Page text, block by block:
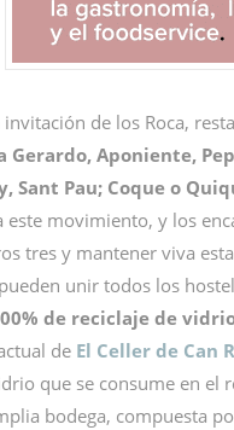
invitación de los Roca,
Gerardo, Aponiente,
Sant Pau; Coque o
este movimiento, y los
tres y mantener viva esta
unir todos los
de reciclaje de
de El Celler de Can
que se consume en el
bodega, compuesta